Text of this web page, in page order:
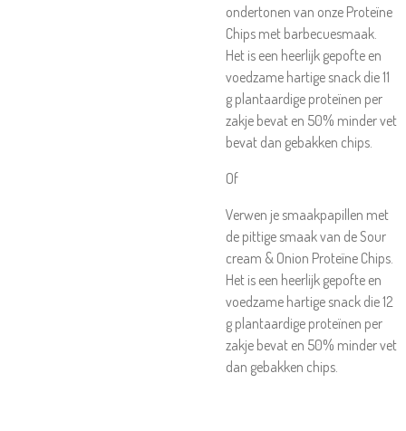
ondertonen van onze Proteïne
Chips met barbecuesmaak.
Het is een heerlijk gepofte en
voedzame hartige snack die 11
g plantaardige proteïnen per
zakje bevat en 50% minder vet
bevat dan gebakken chips.
Of
Verwen je smaakpapillen met
de pittige smaak van de Sour
cream & Onion Proteïne Chips.
Het is een heerlijk gepofte en
voedzame hartige snack die 12
g plantaardige proteïnen per
zakje bevat en 50% minder vet
dan gebakken chips.